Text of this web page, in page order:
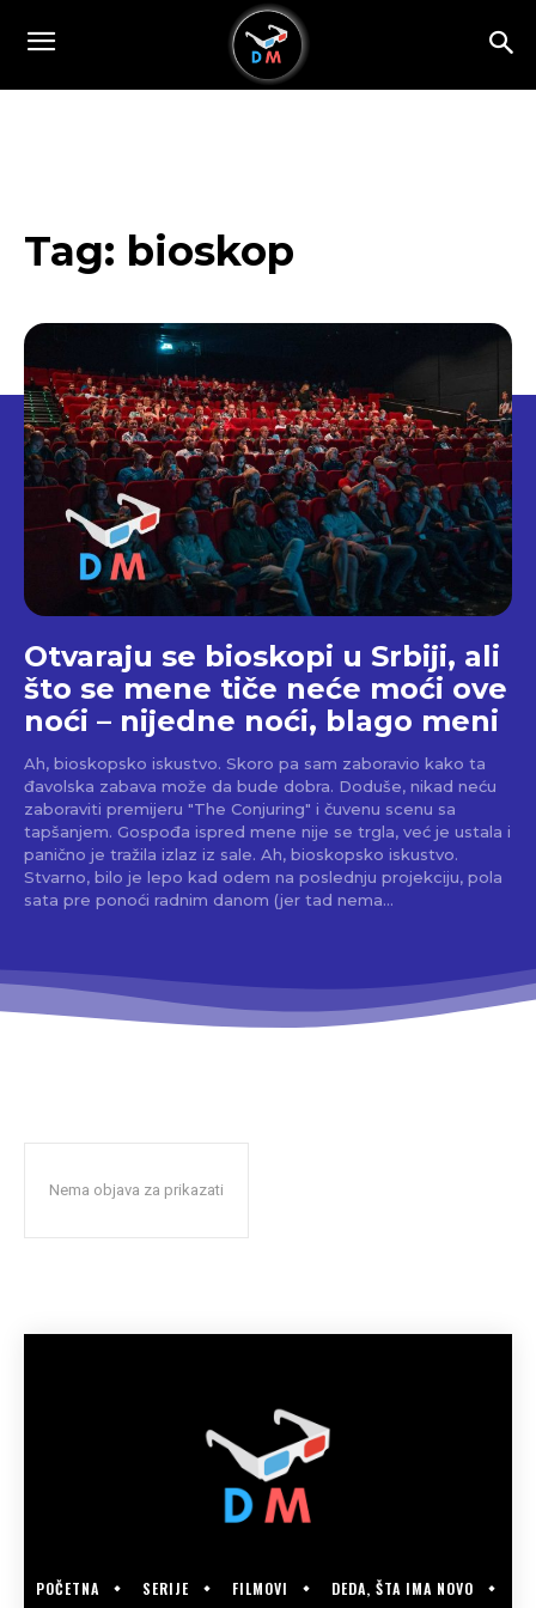
Tag: bioskop
Otvaraju se bioskopi u Srbiji, ali
što se mene tiče neće moći ove
noći – nijedne noći, blago meni
Ah, bioskopsko iskustvo. Skoro pa sam zaboravio kako ta
đavolska zabava može da bude dobra. Doduše, nikad neću
zaboraviti premijeru "The Conjuring" i čuvenu scenu sa
tapšanjem. Gospođa ispred mene nije se trgla, već je ustala i
panično je tražila izlaz iz sale. Ah, bioskopsko iskustvo.
Stvarno, bilo je lepo kad odem na poslednju projekciju, pola
sata pre ponoći radnim danom (jer tad nema...
Nema objava za prikazati
POČETNA SERIJE FILMOVI
DEDA, ŠTA IMA NOVO